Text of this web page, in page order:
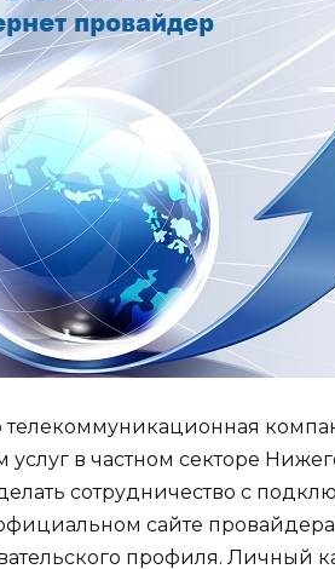
телекоммуникационная
услуг в частном секторе
сотрудничество с
сайте
профиля. Личный